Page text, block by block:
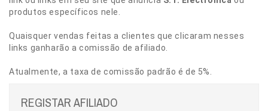
produtos específicos nele.
Quaisquer vendas feitas a clientes que clicaram nesses
links ganharão a comissão de afiliado.
Atualmente, a taxa de comissão padrão é de 5%.
REGISTAR AFILIADO